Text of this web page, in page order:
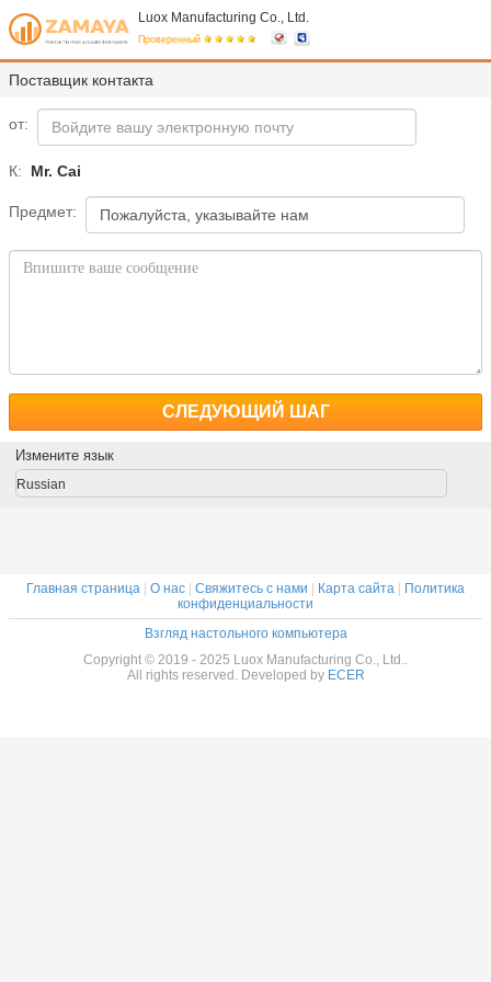
Luox Manufacturing Co., Ltd.
Проверенный
Поставщик контакта
от:
К: Mr. Cai
Предмет:
СЛЕДУЮЩИЙ ШАГ
Измените язык
Russian
Главная страница О нас Свяжитесь с нами Карта сайта
Политика
конфиденциальности
Взгляд настольного компьютера
Copyright © 2019 - 2025 Luox Manufacturing Co., Ltd..
All rights reserved. Developed by ECER